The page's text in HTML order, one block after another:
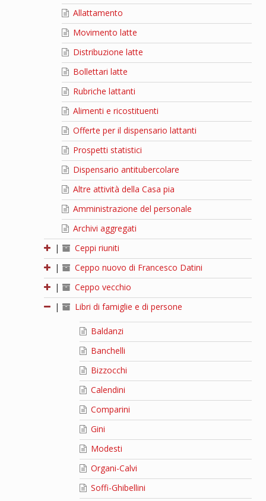
Allattamento
Movimento latte
Distribuzione latte
Bollettari latte
Rubriche lattanti
Alimenti e ricostituenti
Offerte per il dispensario lattanti
Prospetti statistici
Dispensario antitubercolare
Altre attività della Casa pia
Amministrazione del personale
Archivi aggregati
|
Ceppi riuniti
|
Ceppo nuovo di Francesco Datini
|
Ceppo vecchio
|
Libri di famiglie e di persone
Baldanzi
Banchelli
Bizzocchi
Calendini
Comparini
Gini
Modesti
Organi-Calvi
Soffi-Ghibellini